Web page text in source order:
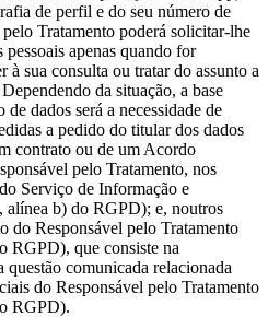
de perfil e do seu número de
Tratamento poderá solicitar-lhe
apenas quando for
à sua consulta ou tratar do assunto a
da situação, a base
dados será a necessidade de
a pedido do titular dos dados
contrato ou de um Acordo
pelo Tratamento, nos
Serviço de Informação e
alínea b) do RGPD); e, noutros
do Responsável pelo Tratamento
RGPD), que consiste na
questão comunicada relacionada
do Responsável pelo Tratamento
RGPD).